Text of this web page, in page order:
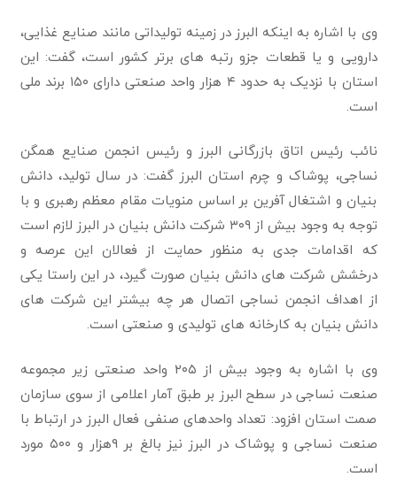
وی با اشاره به اینکه البرز در زمینه تولیداتی مانند صنایع غذایی،
دارویی و یا قطعات جزو رتبه های برتر کشور است، گفت: این
استان با نزدیک به حدود ۴ هزار واحد صنعتی دارای ۱۵۰ برند ملی
است.
نائب رئیس اتاق بازرگانی البرز و رئیس انجمن صنایع همگن
نساجی، پوشاک و چرم استان البرز گفت: در سال تولید، دانش
بنیان و اشتغال آفرین بر اساس منویات مقام معظم رهبری و با
توجه به وجود بیش از ۳۰۹ شرکت دانش بنیان در البرز لازم است
که اقدامات جدی به منظور حمایت از فعالان این عرصه و
درخشش شرکت های دانش بنیان صورت گیرد، در این راستا یکی
از اهداف انجمن نساجی اتصال هر چه بیشتر این شرکت های
دانش بنیان به کارخانه های تولیدی و صنعتی است.
وی با اشاره به وجود بیش از ۲۰۵ واحد صنعتی زیر مجموعه
صنعت نساجی در سطح البرز بر طبق آمار اعلامی از سوی سازمان
صمت استان افزود: تعداد واحدهای صنفی فعال البرز در ارتباط با
صنعت نساجی و پوشاک در البرز نیز بالغ بر ۹هزار و ۵۰۰ مورد
است.